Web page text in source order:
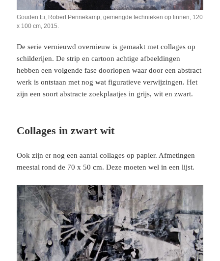
Gouden Ei, Robert Pennekamp, gemengde technieken op linnen, 120
x 100 cm, 2015.
De serie vernieuwd overnieuw is gemaakt met collages op
schilderijen. De strip en cartoon achtige afbeeldingen
hebben een volgende fase doorlopen waar door een abstract
werk is ontstaan met nog wat figuratieve verwijzingen. Het
zijn een soort abstracte zoekplaatjes in grijs, wit en zwart.
Collages in zwart wit
Ook zijn er nog een aantal collages op papier. Afmetingen
meestal rond de 70 x 50 cm. Deze moeten wel in een lijst.